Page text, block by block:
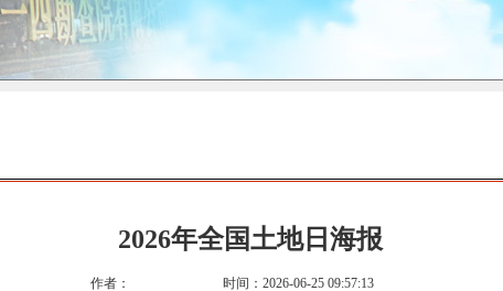
2026年全国土地日海报
作者： 时间：2026-06-25 09:57:13